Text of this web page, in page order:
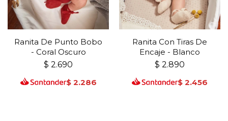
Ranita De Punto Bobo
- Coral Oscuro
$ 2.690
$ 2.286
Ranita Con Tiras De
Encaje - Blanco
$ 2.890
$ 2.456